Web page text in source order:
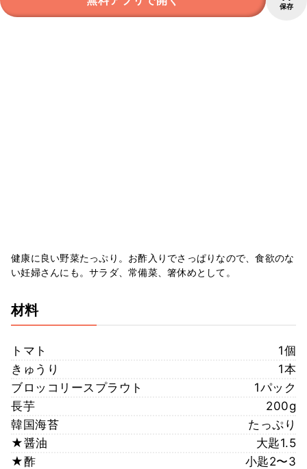
保存
健康に良い野菜たっぷり。お酢入りでさっぱりなので、食欲のな
い妊婦さんにも。サラダ、常備菜、箸休めとして。
材料
トマト
1個
きゅうり
1本
ブロッコリースプラウト
1パック
長芋
200g
韓国海苔
たっぷり
★醤油
大匙1.5
★酢
小匙2〜3